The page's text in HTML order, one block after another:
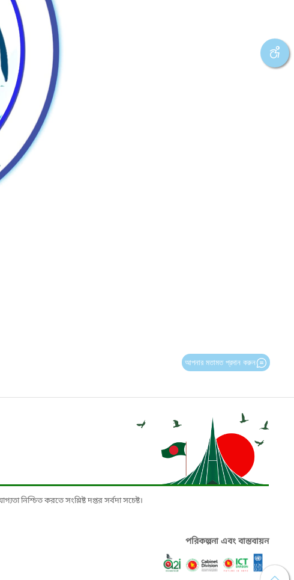
আপনার মতামত প্রদান করুন
নিশ্চিত করতে সংশ্লিষ্ট দপ্তর সর্বদা সচেষ্ট।
পরিকল্পনা এবং বাস্তবায়ন